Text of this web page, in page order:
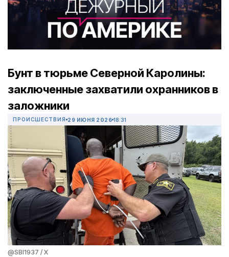
Бунт в тюрьме Северной Каролины:
заключенные захватили охранников в
заложники
ПРОИСШЕСТВИЯ 29 ИЮНЯ 2026 18:31
@SBI1937 / X